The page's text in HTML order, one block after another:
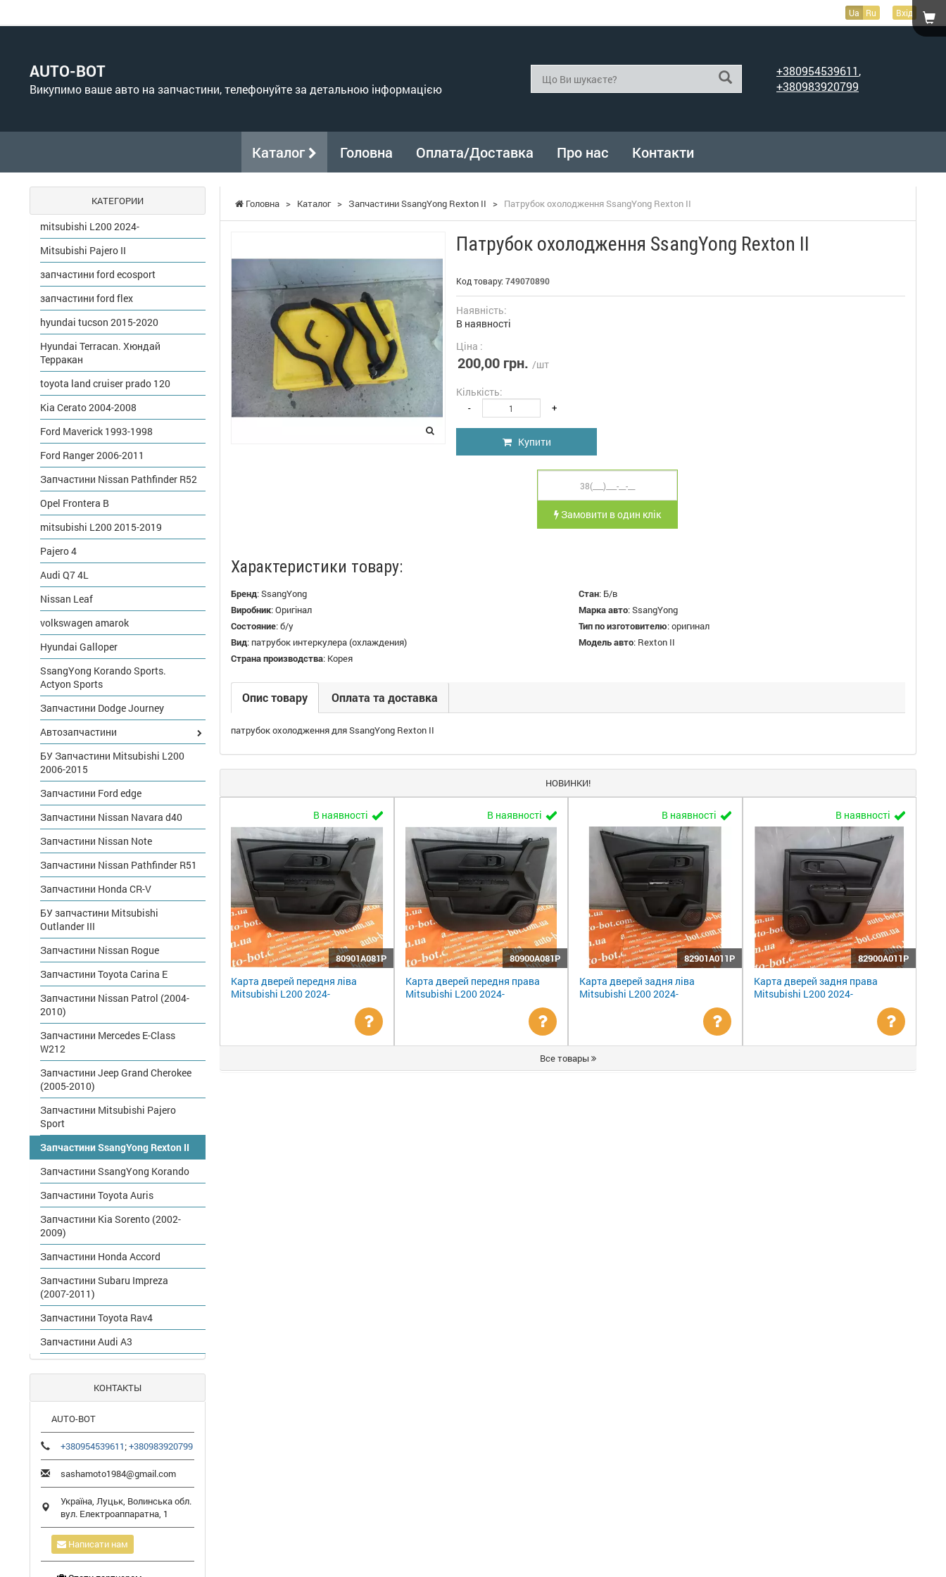
Ua Ru Вхід
AUTO-BOT
Викупимо ваше авто на запчастини, телефонуйте за детальною інформацією
+380954539611,
+380983920799
Каталог Головна Оплата/Доставка Про нас Контакти
Головна > Каталог > Запчастини SsangYong Rexton II > Патрубок охолодження SsangYong Rexton II
Патрубок охолодження SsangYong Rexton II
Код товару: 749070890
Наявність:
В наявності
Ціна :
200,00 грн. /шт
Кількість:
- +
Купити
Замовити в один клік
Характеристики товару:
Бренд:SsangYong Стан: Б/в
Виробник:Оригінал Марка авто:SsangYong
Состояние:б/у Тип по изготовителю:оригинал
Вид: патрубок интеркулера (охлаждения) Модель авто: Rexton II
Страна производства: Корея
Опис товару Оплата та доставка
патрубок охолодження для SsangYong Rexton II
НОВИНКИ!
В наявності
80901A081P
Карта дверей передня ліва
Mitsubishi L200 2024-
Уточнити
ціну
В наявності
80900A081P
Карта дверей передня права
Mitsubishi L200 2024-
Уточнити
ціну
В наявності
82901A011P
Карта дверей задня ліва
Mitsubishi L200 2024-
Уточнити
ціну
В наявності
82900A011P
Карта дверей задня права
Mitsubishi L200 2024-
ціну
Все товары
КАТЕГОРИИ
mitsubishi L200 2024-
Mitsubishi Pajero II
запчастини ford ecosport
запчастини ford flex
hyundai tucson 2015-2020
Hyundai Terracan. Хюндай
Терракан
toyota land cruiser prado 120
Kia Cerato 2004-2008
Ford Maverick 1993-1998
Ford Ranger 2006-2011
Запчастини Nissan Pathfinder R52
Opel Frontera B
mitsubishi L200 2015-2019
Pajero 4
Audi Q7 4L
Nissan Leaf
volkswagen amarok
Hyundai Galloper
SsangYong Korando Sports.
Actyon Sports
Запчастини Dodge Journey
Автозапчастини
БУ Запчастини Mitsubishi L200
2006-2015
Запчастини Ford edge
Запчастини Nissan Navara d40
Запчастини Nissan Note
Запчастини Nissan Pathfinder R51
Запчастини Honda CR-V
БУ запчастини Mitsubishi
Outlander III
Запчастини Nissan Rogue
Запчастини Toyota Carina E
Запчастини Nissan Patrol (2004-
2010)
Запчастини Mercedes E-Class
W212
Запчастини Jeep Grand Cherokee
(2005-2010)
Запчастини Mitsubishi Pajero
Sport
Запчастини SsangYong Rexton II
Запчастини SsangYong Korando
Запчастини Toyota Auris
Запчастини Kia Sorento (2002-
2009)
Запчастини Honda Accord
Запчастини Subaru Impreza
(2007-2011)
Запчастини Toyota Rav4
Запчастини Audi A3
КОНТАКТЫ
AUTO-BOT
+380954539611;+380983920799
sashamoto1984@gmail.com
Україна, Луцьк, Волинська обл.
вул. Електроаппаратна, 1
Написати нам